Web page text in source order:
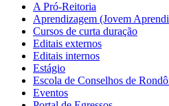
A Pró-Reitoria
Aprendizagem (Jovem
Cursos de curta duração
Editais externos
Editais internos
Estágio
Escola de Conselhos de
Eventos